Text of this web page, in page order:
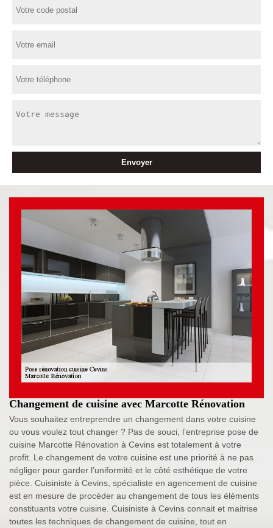
Changement de cuisine avec Marcotte Rénovation
Vous souhaitez entreprendre un changement dans votre cuisine
ou vous voulez tout changer ? Pas de souci, l’entreprise pose de
cuisine Marcotte Rénovation à Cevins est totalement à votre
profit. Le changement de votre cuisine est une priorité à ne pas
négliger pour garder l’uniformité et le côté esthétique de votre
pièce. Cuisiniste à Cevins, spécialiste en agencement de cuisine
est en mesure de procéder au changement de tous les éléments
constituants votre cuisine. Cuisiniste à Cevins connait et maitrise
toutes les techniques de changement de cuisine, tout en